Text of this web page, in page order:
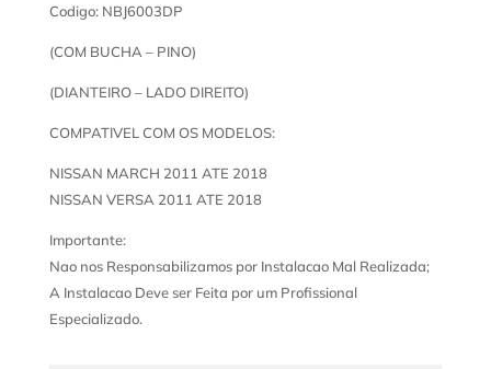
Codigo: NBJ6003DP
(COM BUCHA – PINO)
(DIANTEIRO – LADO DIREITO)
COMPATIVEL COM OS MODELOS:
NISSAN MARCH 2011 ATE 2018
NISSAN VERSA 2011 ATE 2018
Importante:
Nao nos Responsabilizamos por Instalacao Mal Realizada;
A Instalacao Deve ser Feita por um Profissional
Especializado.